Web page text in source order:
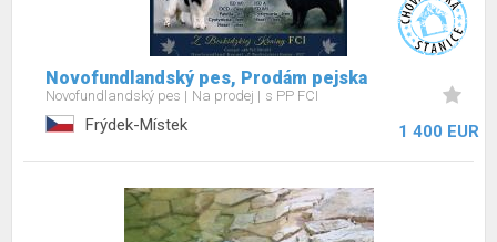
Novofundlandský pes, Prodám pejska
Novofundlandský pes Na prodej s PP FCI
Frýdek-Místek 1 400 EUR